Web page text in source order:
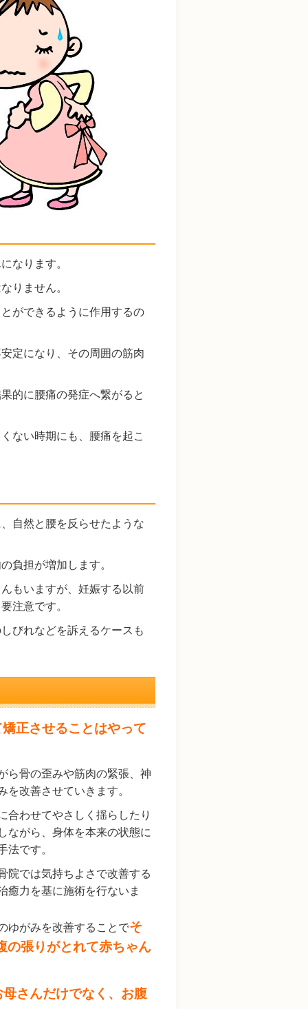
なります。
りません。
ができるように作用するの
定になり、その周囲の筋肉
的に腰痛の発症へ繋がると
ない時期にも、腰痛を起こ
自然と腰を反らせたような
負担が増加します。
もいますが、妊娠する以前
注意です。
びれなどを訴えるケースも
正させることはやって
ら骨の歪みや筋肉の緊張、神
を改善させていきます。
合わせてやさしく揺らしたり
ながら、身体を本来の状態に
法です。
院では気持ちよさで改善する
癒力を基に施術を行ないま
ゆがみを改善することでそ
の張りがとれて赤ちゃん
母さんだけでなく、お腹